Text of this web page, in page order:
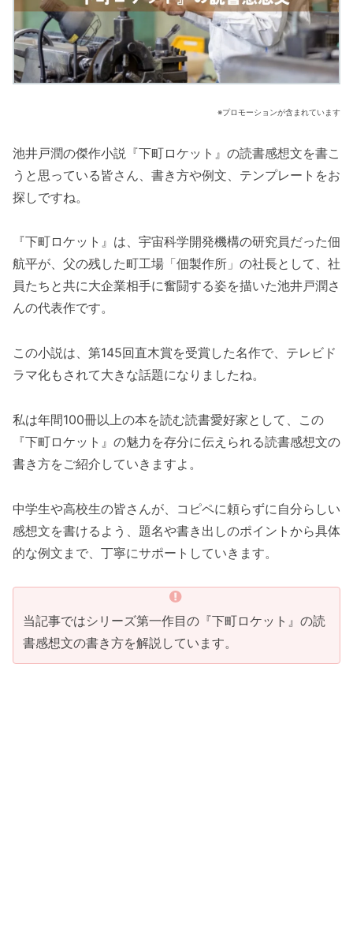
※プロモーションが含まれています
池井戸潤の傑作小説『下町ロケット』の読書感想文を書こ
うと思っている皆さん、書き方や例文、テンプレートをお
探しですね。
『下町ロケット』は、宇宙科学開発機構の研究員だった佃
航平が、父の残した町工場「佃製作所」の社長として、社
員たちと共に大企業相手に奮闘する姿を描いた池井戸潤さ
んの代表作です。
この小説は、第145回直木賞を受賞した名作で、テレビド
ラマ化もされて大きな話題になりましたね。
私は年間100冊以上の本を読む読書愛好家として、この
『下町ロケット』の魅力を存分に伝えられる読書感想文の
書き方をご紹介していきますよ。
中学生や高校生の皆さんが、コピペに頼らずに自分らしい
感想文を書けるよう、題名や書き出しのポイントから具体
的な例文まで、丁寧にサポートしていきます。
当記事ではシリーズ第一作目の『下町ロケット』の読
書感想文の書き方を解説しています。